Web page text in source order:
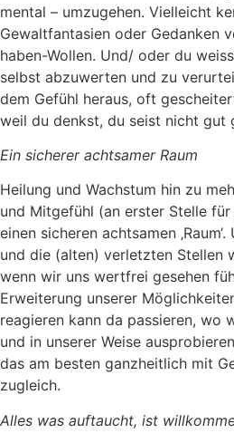
mental – umzugehen. Vielleicht
Gewaltfantasien oder Gedanken
haben-Wollen. Und/ oder du
selbst abzuwerten und zu
dem Gefühl heraus, oft
weil du denkst, du seist nicht gut
Ein sicherer achtsamer Raum
Heilung und Wachstum hin zu
und Mitgefühl (an erster Stelle
einen sicheren achtsamen
und die (alten) verletzten Stellen
wenn wir uns wertfrei gesehen
Erweiterung unserer
reagieren kann da passieren, wo
und in unserer Weise
das am besten ganzheitlich mit
zugleich.
Alles was auftaucht, ist